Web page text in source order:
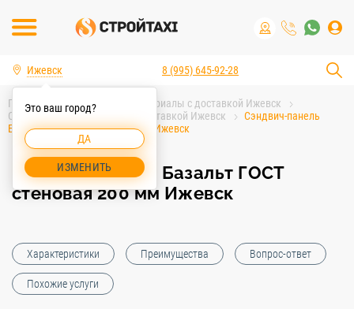
Ижевск
Это ваш город?
ДА
ИЗМЕНИТЬ
8 (995) 645-92-28
Главная
Строительные материалы с доставкой Ижевск
Строительные материалы с доставкой Ижевск
Сэндвич-панель
Базальт ГОСТ стеновая 200 мм Ижевск
Сэндвич-панель Базальт ГОСТ
стеновая 200 мм Ижевск
Характеристики Преимущества Вопрос-ответ
Похожие услуги